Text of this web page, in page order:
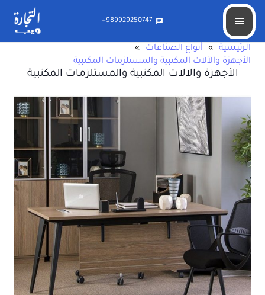
chat
989929250747+
الرئيسية » أنواع الصناعات
»
الأجهزة والآلات المكتبية والمستلزمات المكتبية
الأجهزة والآلات المكتبية والمستلزمات المكتبية